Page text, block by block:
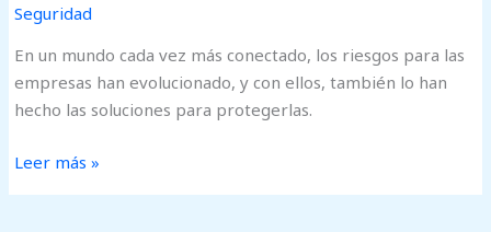
Seguridad
En un mundo cada vez más conectado, los riesgos para las
empresas han evolucionado, y con ellos, también lo han
hecho las soluciones para protegerlas.
Leer más »